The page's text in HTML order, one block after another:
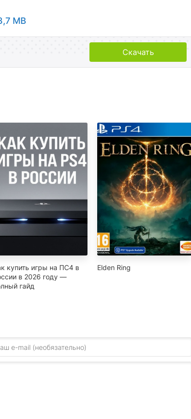
MB
Скачать
купить игры на ПС4 в
в 2026 году —
гайд
Elden Ring